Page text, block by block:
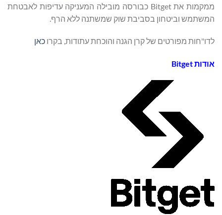
ממקמות את Bitget כבורסה מובילה המעניקה עדיפות לאבטחת
המשתמש וביטחון בסביבת שוק שמשתנה ללא הרף.
לדו"חות מפורטים של קרן הגנה והוכחת עתודות, בקרו כאן
אודותBitget